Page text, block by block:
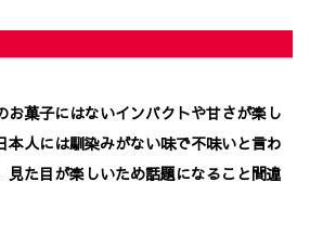
お菓子にはないインパクトや甘さが楽し
本人には馴染みがない味で不味いと言わ
見た目が楽しいため話題になること間違